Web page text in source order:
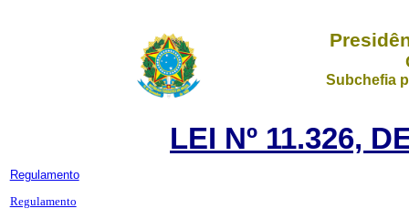
Subchefia
LEI Nº 11.326,
Regulamento
Regulamento